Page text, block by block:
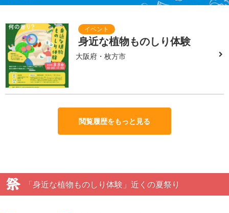
身近な植物ものしり体験
大阪府・枚方市
閲覧履歴をもっと見る
「身近な植物ものしり体験」近くの夏祭り